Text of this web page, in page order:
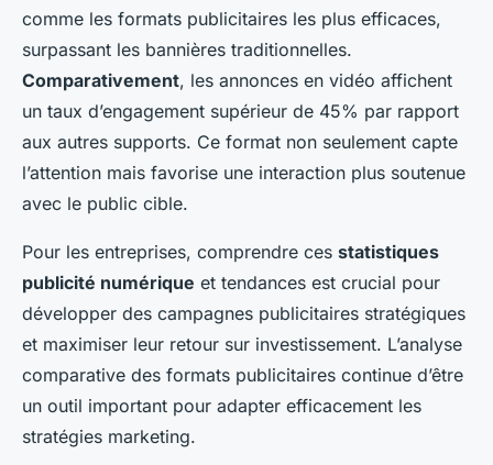
comme les formats publicitaires les plus efficaces,
surpassant les bannières traditionnelles.
Comparativement, les annonces en vidéo affichent
un taux d’engagement supérieur de 45% par rapport
aux autres supports. Ce format non seulement capte
l’attention mais favorise une interaction plus soutenue
avec le public cible.
Pour les entreprises, comprendre ces statistiques
publicité numérique et tendances est crucial pour
développer des campagnes publicitaires stratégiques
et maximiser leur retour sur investissement. L’analyse
comparative des formats publicitaires continue d’être
un outil important pour adapter efficacement les
stratégies marketing.